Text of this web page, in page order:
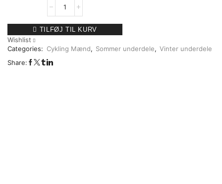
TILFØJ TIL KURV
Wishlist
Categories: Cykling Mænd, Sommer underdele, Vinter underdele
Share: